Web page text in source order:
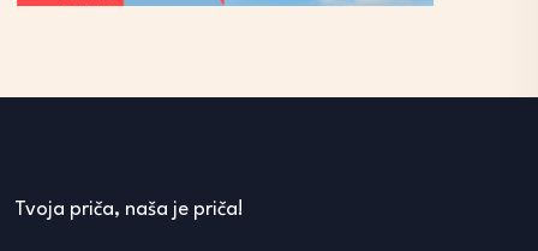
Tvoja priča, naša je priča!